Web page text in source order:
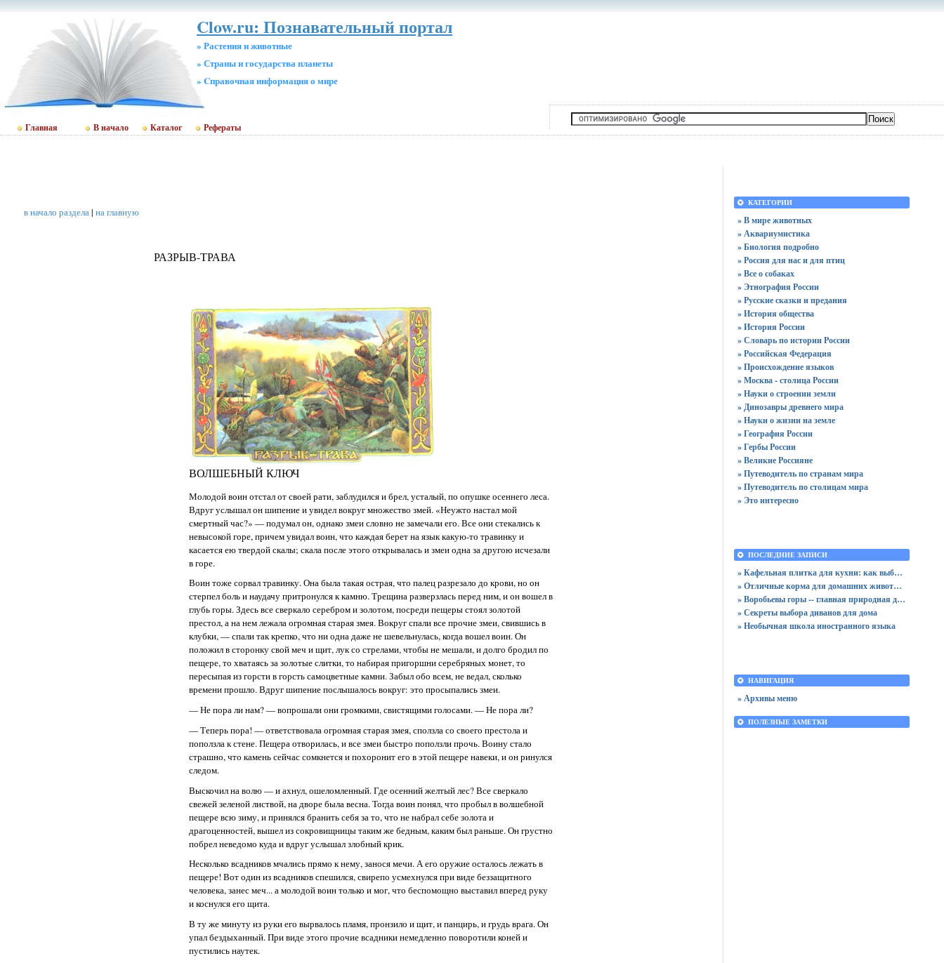
Clow.ru: Познавательный портал
» Растения и животные
» Страны и государства планеты
» Cправочная информация о мире
Главная В начало Каталог Рефераты
в начало раздела| на главную
РАЗРЫВ-ТРАВА
ВОЛШЕБНЫЙ КЛЮЧ
Молодой воин отстал от своей рати, заблудился и брел, усталый, по опушке осеннего леса.
Вдруг услышал он шипение и увидел вокруг множество змей. «Неужто настал мой
смертный час?» — подумал он, однако змеи словно не замечали его. Все они стекались к
невысокой горе, причем увидал воин, что каждая берет на язык какую-то травинку и
касается ею твердой скалы; скала после этого открывалась и змеи одна за другою исчезали
в горе.
Воин тоже сорвал травинку. Она была такая острая, что палец разрезало до крови, но он
стерпел боль и наудачу притронулся к камню. Трещина разверзлась перед ним, и он вошел в
глубь горы. Здесь все сверкало серебром и золотом, посреди пещеры стоял золотой
престол, а на нем лежала огромная старая змея. Вокруг спали все прочие змеи, свившись в
клубки, — спали так крепко, что ни одна даже не шевельнулась, когда вошел воин. Он
положил в сторонку свой меч и щит, лук со стрелами, чтобы не мешали, и долго бродил по
пещере, то хватаясь за золотые слитки, то набирая пригоршни серебряных монет, то
пересыпая из горсти в горсть самоцветные камни. Забыл обо всем, не ведал, сколько
времени прошло. Вдруг шипение послышалось вокруг: это просыпались змеи.
— Не пора ли нам? — вопрошали они громкими, свистящими голосами. — Не пора ли?
— Теперь пора! — ответствовала огромная старая змея, сползла со своего престола и
поползла к стене. Пещера отворилась, и все змеи быстро поползли прочь. Воину стало
страшно, что камень сейчас сомкнется и похоронит его в этой пещере навеки, и он ринулся
следом.
Выскочил на волю — и ахнул, ошеломленный. Где осенний желтый лес? Все сверкало
свежей зеленой листвой, на дворе была весна. Тогда воин понял, что пробыл в волшебной
пещере всю зиму, и принялся бранить себя за то, что не набрал себе золота и
драгоценностей, вышел из сокровищницы таким же бедным, каким был раньше. Он грустно
побрел неведомо куда и вдруг услышал злобный крик.
Несколько всадников мчались прямо к нему, занося мечи. А его оружие осталось лежать в
пещере! Вот один из всадников спешился, свирепо усмехнулся при виде беззащитного
человека, занес меч... а молодой воин только и мог, что беспомощно выставил вперед руку
и коснулся его щита.
В ту же минуту из руки его вырвалось пламя, пронзило и щит, и панцирь, и грудь врага. Он
упал бездыханный. При виде этого прочие всадники немедленно поворотили коней и
пустились наутек.
КАТЕГОРИИ
» В мире животных
» Аквариумистика
» Биология подробно
» Россия для нас и для птиц
» Все о собаках
» Этнография России
» Русские сказки и предания
» История общества
» История России
» Словарь по истории России
» Российская Федерация
» Происхождение языков
» Москва - столица России
» Науки о строении земли
» Динозавры древнего мира
» Науки о жизни на земле
» География России
» Гербы России
» Великие Россияне
» Путеводитель по странам мира
» Путеводитель по столицам мира
» Это интересно
ПОСЛЕДНИЕ ЗАПИСИ
» Кафельная плитка для кухни: как выбрать практичную отделку
» Отличные корма для домашних животных
» Воробьевы горы -- главная природная достопримечательность Москвы
» Секреты выбора диванов для дома
» Необычная школа иностранного языка
НАВИГАЦИЯ
» Архивы меню
ПОЛЕЗНЫЕ ЗАМЕТКИ